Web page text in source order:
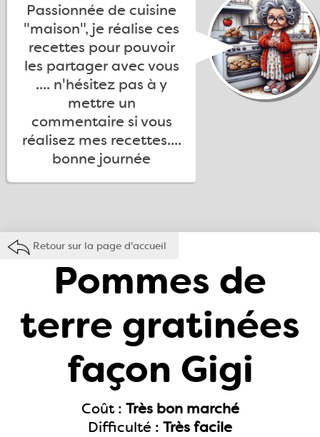
Passionnée de cuisine
"maison", je réalise ces
recettes pour pouvoir
les partager avec vous
.... n'hésitez pas à y
mettre un
commentaire si vous
réalisez mes recettes....
bonne journée
Retour sur la page d'accueil
Pommes de
terre gratinées
façon Gigi
Coût : Très bon marché
Difficulté : Très facile